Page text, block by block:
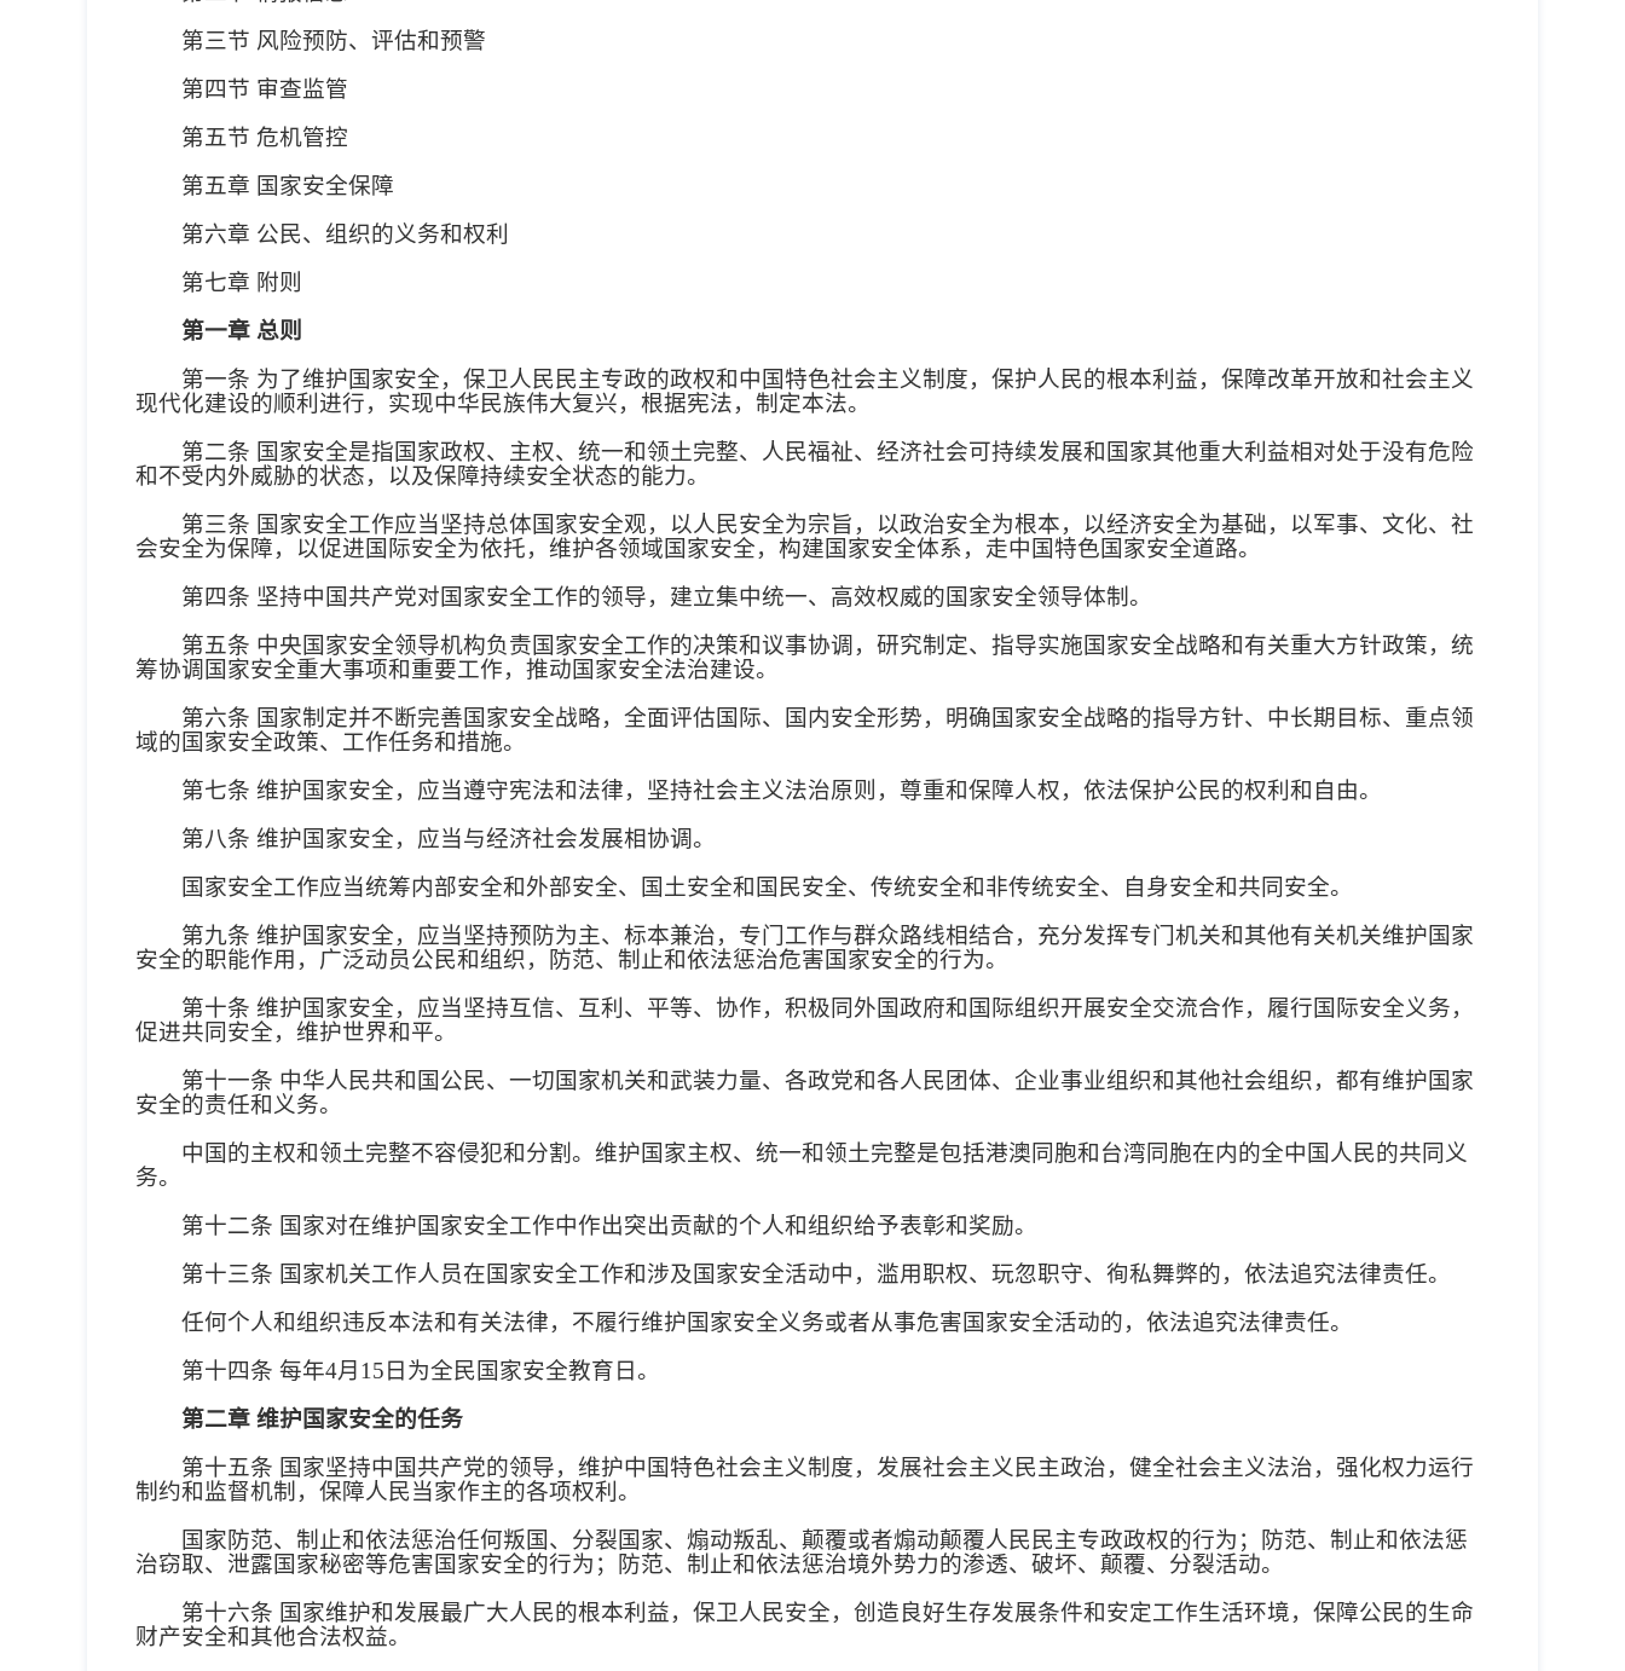
第三节 风险预防、评估和预警
第四节 审查监管
第五节 危机管控
第五章 国家安全保障
第六章 公民、组织的义务和权利
第七章 附则
第一章 总则
第一条 为了维护国家安全，保卫人民民主专政的政权和中国特色社会主义制度，保护人民的根本利益，保障改革开放和社会主义
现代化建设的顺利进行，实现中华民族伟大复兴，根据宪法，制定本法。
第二条 国家安全是指国家政权、主权、统一和领土完整、人民福祉、经济社会可持续发展和国家其他重大利益相对处于没有危险
和不受内外威胁的状态，以及保障持续安全状态的能力。
第三条 国家安全工作应当坚持总体国家安全观，以人民安全为宗旨，以政治安全为根本，以经济安全为基础，以军事、文化、社
会安全为保障，以促进国际安全为依托，维护各领域国家安全，构建国家安全体系，走中国特色国家安全道路。
第四条 坚持中国共产党对国家安全工作的领导，建立集中统一、高效权威的国家安全领导体制。
第五条 中央国家安全领导机构负责国家安全工作的决策和议事协调，研究制定、指导实施国家安全战略和有关重大方针政策，统
筹协调国家安全重大事项和重要工作，推动国家安全法治建设。
第六条 国家制定并不断完善国家安全战略，全面评估国际、国内安全形势，明确国家安全战略的指导方针、中长期目标、重点领
域的国家安全政策、工作任务和措施。
第七条 维护国家安全，应当遵守宪法和法律，坚持社会主义法治原则，尊重和保障人权，依法保护公民的权利和自由。
第八条 维护国家安全，应当与经济社会发展相协调。
国家安全工作应当统筹内部安全和外部安全、国土安全和国民安全、传统安全和非传统安全、自身安全和共同安全。
第九条 维护国家安全，应当坚持预防为主、标本兼治，专门工作与群众路线相结合，充分发挥专门机关和其他有关机关维护国家
安全的职能作用，广泛动员公民和组织，防范、制止和依法惩治危害国家安全的行为。
第十条 维护国家安全，应当坚持互信、互利、平等、协作，积极同外国政府和国际组织开展安全交流合作，履行国际安全义务，
促进共同安全，维护世界和平。
第十一条 中华人民共和国公民、一切国家机关和武装力量、各政党和各人民团体、企业事业组织和其他社会组织，都有维护国家
安全的责任和义务。
中国的主权和领土完整不容侵犯和分割。维护国家主权、统一和领土完整是包括港澳同胞和台湾同胞在内的全中国人民的共同义
务。
第十二条 国家对在维护国家安全工作中作出突出贡献的个人和组织给予表彰和奖励。
第十三条 国家机关工作人员在国家安全工作和涉及国家安全活动中，滥用职权、玩忽职守、徇私舞弊的，依法追究法律责任。
任何个人和组织违反本法和有关法律，不履行维护国家安全义务或者从事危害国家安全活动的，依法追究法律责任。
第十四条 每年4月15日为全民国家安全教育日。
第二章 维护国家安全的任务
第十五条 国家坚持中国共产党的领导，维护中国特色社会主义制度，发展社会主义民主政治，健全社会主义法治，强化权力运行
制约和监督机制，保障人民当家作主的各项权利。
国家防范、制止和依法惩治任何叛国、分裂国家、煽动叛乱、颠覆或者煽动颠覆人民民主专政政权的行为；防范、制止和依法惩
治窃取、泄露国家秘密等危害国家安全的行为；防范、制止和依法惩治境外势力的渗透、破坏、颠覆、分裂活动。
第十六条 国家维护和发展最广大人民的根本利益，保卫人民安全，创造良好生存发展条件和安定工作生活环境，保障公民的生命
财产安全和其他合法权益。